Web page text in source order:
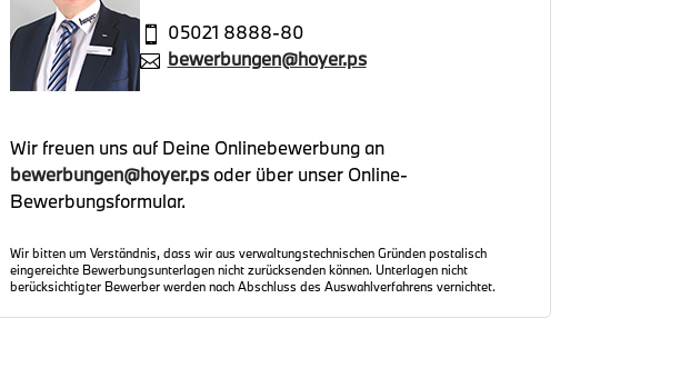
 05021 8888-80
 bewerbungen@hoyer.ps
Wir freuen uns auf Deine Onlinebewerbung an
bewerbungen@hoyer.psoder über unser Online-
Bewerbungsformular.
Wir bitten um Verständnis, dass wir aus verwaltungstechnischen Gründen postalisch
eingereichte Bewerbungsunterlagen nicht zurücksenden können. Unterlagen nicht
berücksichtigter Bewerber werden nach Abschluss des Auswahlverfahrens vernichtet.